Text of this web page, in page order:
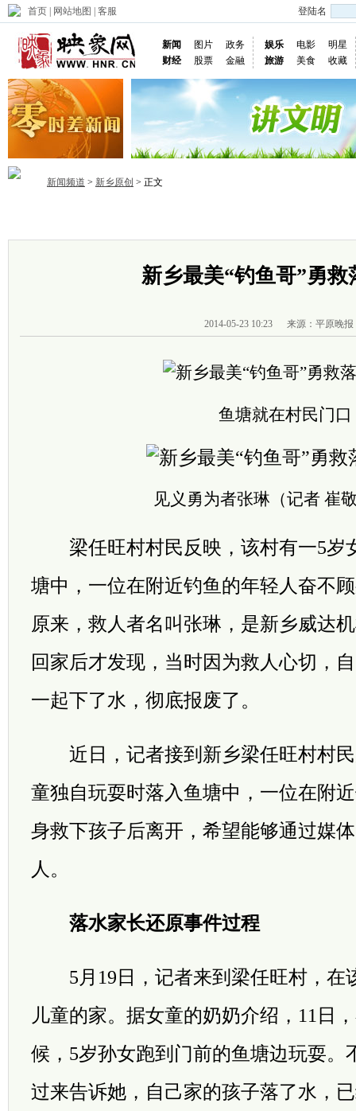
首页 网站地图 客服 登陆名
新闻 图片
政务
财经
股票 金融
娱乐 电影
明星
旅游
美食 收藏
新闻频道 > 新乡原创 > 正文
新乡最美“钓鱼哥”勇救
2014-05-23 10:23 来源：平原晚报
鱼塘就在村民门口
见义勇为者张琳（记者 崔
梁任旺村村民反映，该村有一5岁
塘中，一位在附近钓鱼的年轻人奋不
原来，救人者名叫张琳，是新乡威达
回家后才发现，当时因为救人心切，
一起下了水，彻底报废了。
近日，记者接到新乡梁任旺村村民
童独自玩耍时落入鱼塘中，一位在附
身救下孩子后离开，希望能够通过媒
人。
落水家长还原事件过程
5月19日，记者来到梁任旺村，在
儿童的家。据女童的奶奶介绍，11日
候，5岁孙女跑到门前的鱼塘边玩耍。
过来告诉她，自己家的孩子落了水，